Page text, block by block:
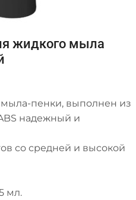
жидкого мыла
пенки, выполнен из
надежный и
со средней и высокой
мл.